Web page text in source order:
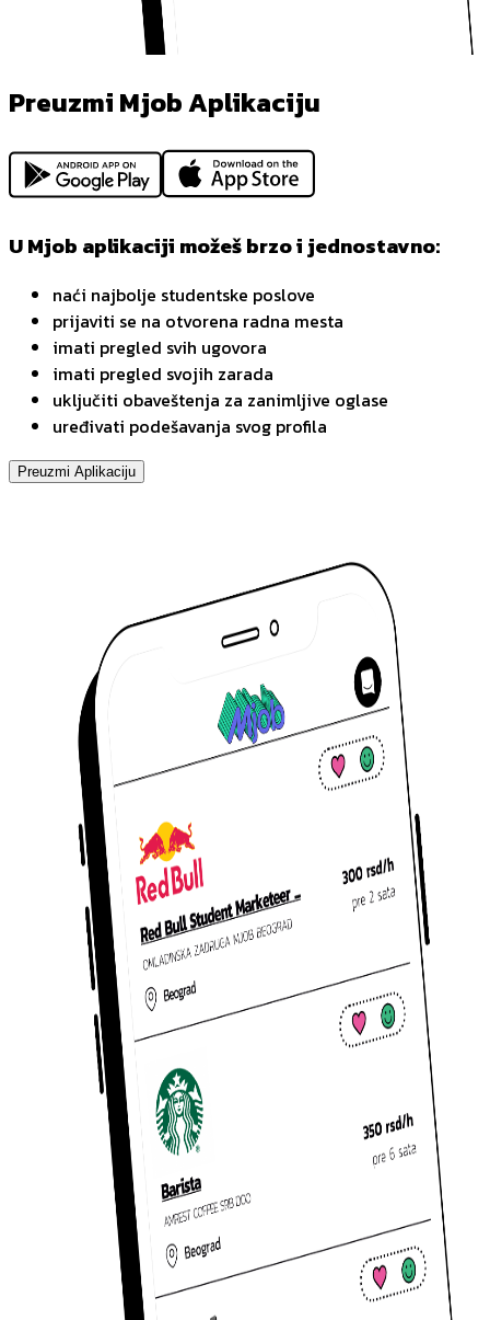
Preuzmi Mjob Aplikaciju
U Mjob aplikaciji možeš brzo i jednostavno:
naći najbolje studentske poslove
prijaviti se na otvorena radna mesta
imati pregled svih ugovora
imati pregled svojih zarada
uključiti obaveštenja za zanimljive oglase
uređivati podešavanja svog profila
Preuzmi Aplikaciju